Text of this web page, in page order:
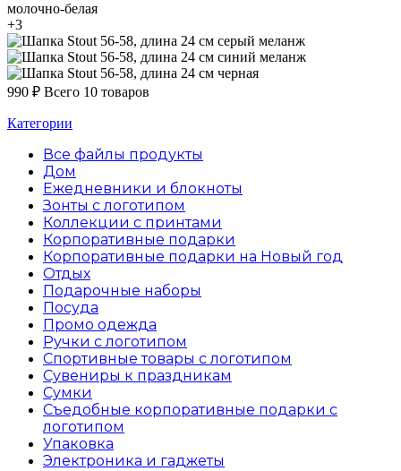
молочно-белая
+3
серый меланж
синий меланж
черная
990 ₽ Всего 10 товаров
Категории
Все файлы продукты
Дом
Ежедневники и блокноты
Зонты с логотипом
Коллекции с принтами
Корпоративные подарки
Корпоративные подарки на Новый год
Отдых
Подарочные наборы
Посуда
Промо одежда
Ручки с логотипом
Спортивные товары с логотипом
Сувениры к праздникам
Сумки
Съедобные корпоративные подарки с
логотипом
Упаковка
Электроника и гаджеты